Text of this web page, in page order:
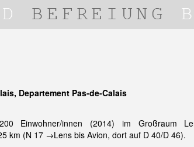
Departement Pas-de-Calais
Einwohner/innen (2014) im Großraum
km (N 17 →Lens bis Avion, dort auf D 40/D 46).